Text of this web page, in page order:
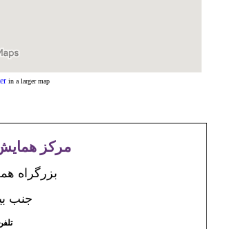
in a larger map
مركز
بزرگراه
جنب
تلفن :